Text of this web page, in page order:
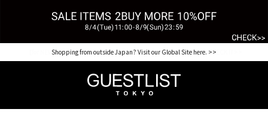
Shopping from outside Japan? Visit our Global Site here. >>
【for NEW MEMBER】新規会員様1000Point Present Campaign CHECK IT>>